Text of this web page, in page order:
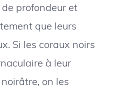
profondeur et
que leurs
Si les coraux noirs
à leur
on les